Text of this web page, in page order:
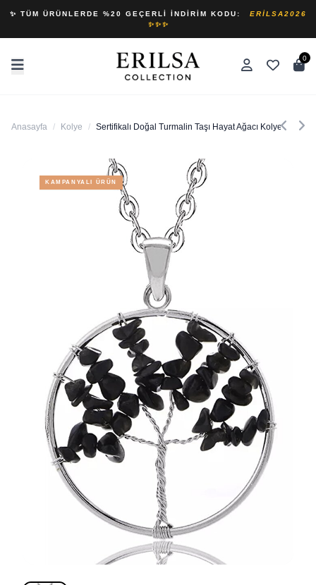
✨ TÜM ÜRÜNLERDE %20 GEÇERLI İNDIRIM KODU:
ERILSA2026
✨✨✨
0
Anasayfa / Kolye / Sertifikalı Doğal Turmalin Taşı Hayat Ağacı Kolye
KAMPANYALI ÜRÜN